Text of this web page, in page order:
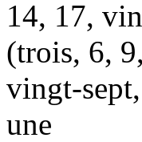
14, 17,
(trois, 6,
vingt-
une